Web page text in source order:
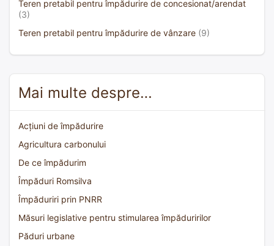
Teren pretabil pentru împădurire de concesionat/arendat
(3)
Teren pretabil pentru împădurire de vânzare (9)
Mai multe despre…
Acțiuni de împădurire
Agricultura carbonului
De ce împădurim
Împăduri Romsilva
Împăduriri prin PNRR
Măsuri legislative pentru stimularea împăduririlor
Păduri urbane